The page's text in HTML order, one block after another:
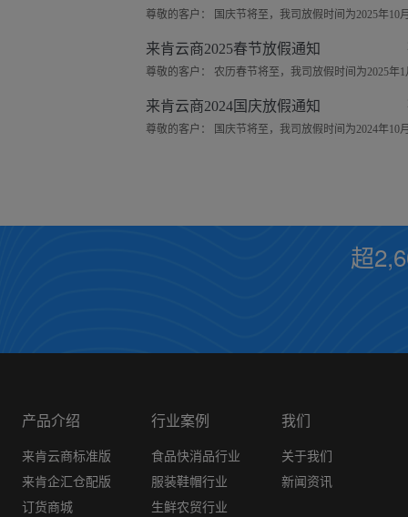
来肯云商2025春节放假通知
来肯云商2024国庆放假通知
超
产品介绍
来肯云商标准版
来肯企汇仓配版
订货商城
行业案例
食品快消品行业
服装鞋帽行业
生鲜农贸行业
我们
关于我们
新闻资讯